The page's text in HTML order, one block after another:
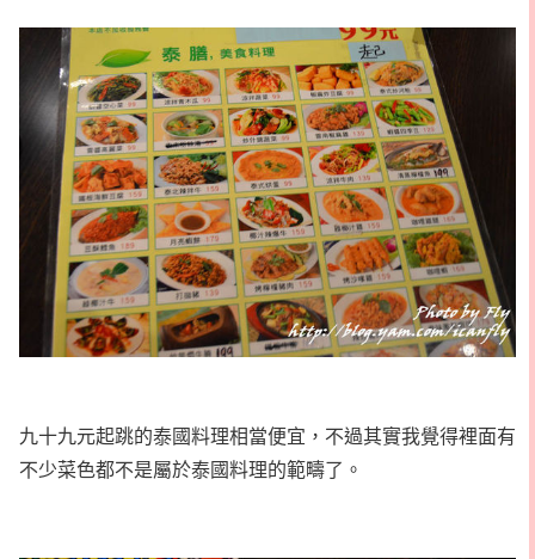
九十九元起跳的泰國料理相當便宜，不過其實我覺得裡面有
不少菜色都不是屬於泰國料理的範疇了。